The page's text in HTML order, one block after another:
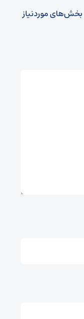
بخش‌های موردنیاز